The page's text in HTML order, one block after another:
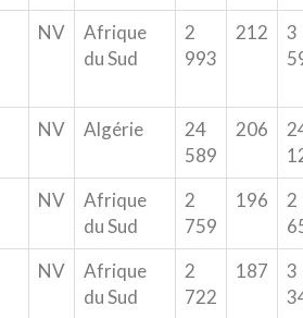
NV
Afrique
du Sud
2
993
212
3
NV Algérie
24
589
206
NV
Afrique
du Sud
2
759
196
2
NV
Afrique
du Sud
2
722
187
3